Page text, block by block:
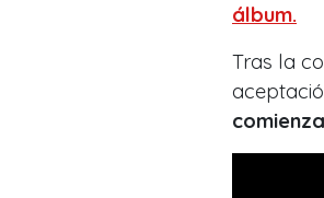
álbum.
Tras la